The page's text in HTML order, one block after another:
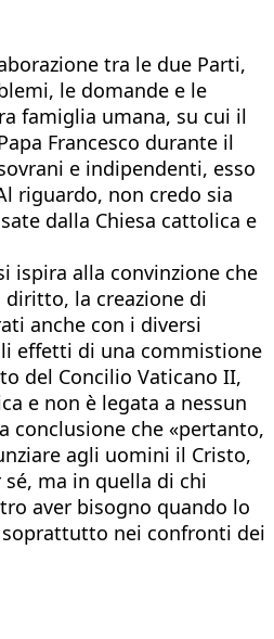
tra le due Parti,
le domande e le
famiglia umana, su cui il
Francesco durante il
e indipendenti, esso
riguardo, non credo sia
dalla Chiesa cattolica e
ispira alla convinzione che
diritto, la creazione di
anche con i diversi
effetti di una commistione
del Concilio Vaticano II,
e non è legata a nessun
conclusione che «pertanto,
agli uomini il Cristo,
ma in quella di chi
aver bisogno quando lo
soprattutto nei confronti dei